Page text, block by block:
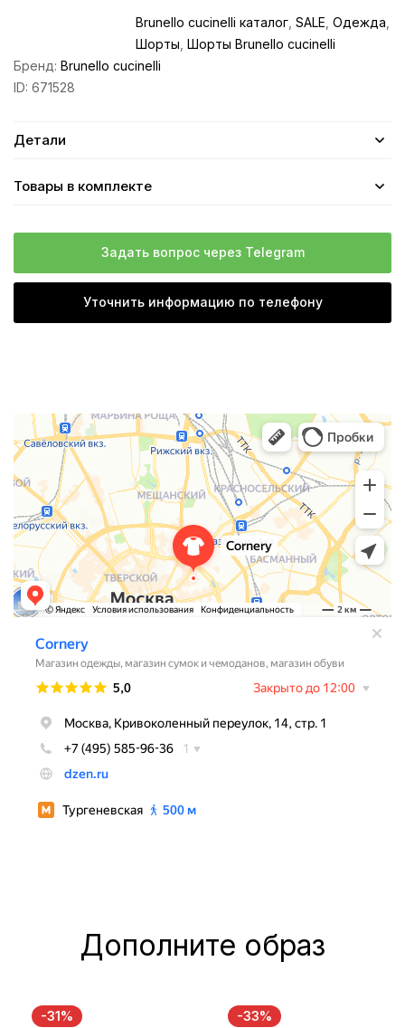
Brunello cucinelli каталог SALE Одежда
Шорты Шорты Brunello cucinelli
Бренд: Brunello cucinelli
ID: 671528
Детали
Товары в комплекте
Задать вопрос через Telegram
Уточнить информацию по телефону
Дополните образ
-31% -33%